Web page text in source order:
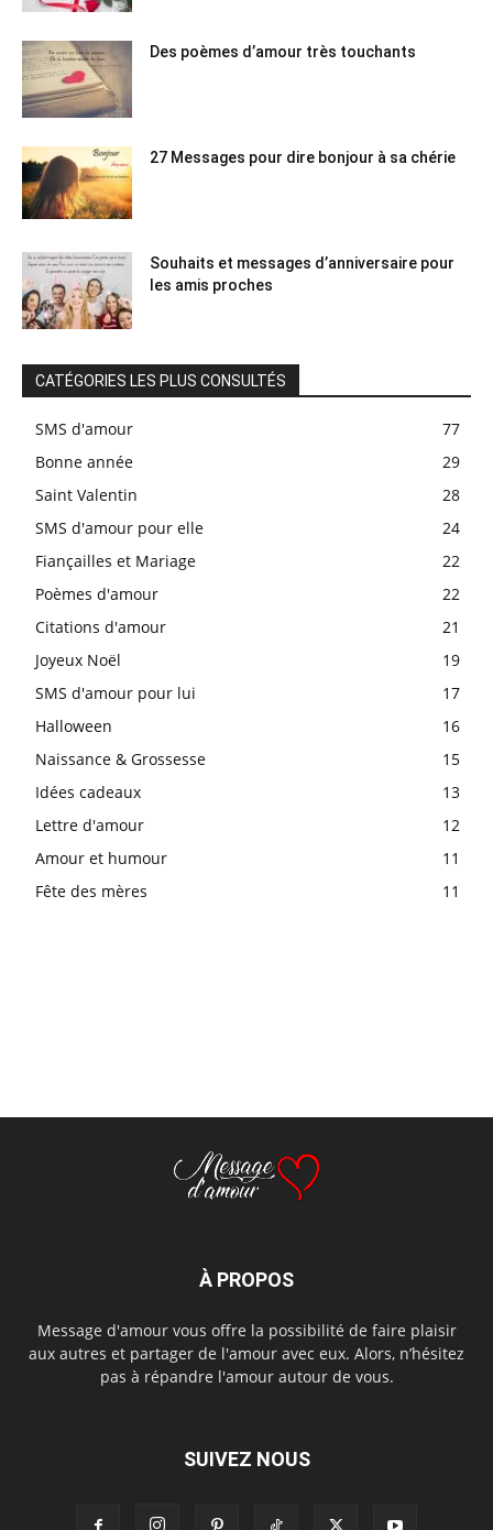
Des poèmes d’amour très touchants
27 Messages pour dire bonjour à sa chérie
Souhaits et messages d’anniversaire pour
les amis proches
CATÉGORIES LES PLUS CONSULTÉS
SMS d'amour
77
Bonne année
29
Saint Valentin
28
SMS d'amour pour elle
24
Fiançailles et Mariage
22
Poèmes d'amour
22
Citations d'amour
21
Joyeux Noël
19
SMS d'amour pour lui
17
Halloween
16
Naissance & Grossesse
15
Idées cadeaux
13
Lettre d'amour
12
Amour et humour
11
Fête des mères
11
À PROPOS
Message d'amour vous offre la possibilité de faire plaisir
aux autres et partager de l'amour avec eux. Alors, n’hésitez
pas à répandre l'amour autour de vous.
SUIVEZ NOUS